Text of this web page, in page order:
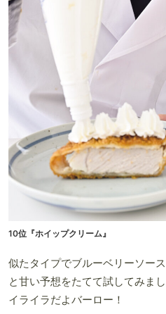
10位『ホイップクリーム』
似たタイプでブルーベリーソー
と甘い予想をたてて試してみま
イライラだよバーロー！